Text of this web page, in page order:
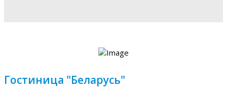
Гостиница "Беларусь"